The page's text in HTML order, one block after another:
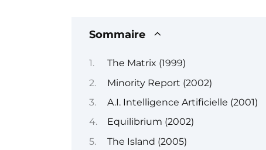
Sommaire
The Matrix (1999)
Minority Report (2002)
A.I. Intelligence Artificielle (2001)
Equilibrium (2002)
The Island (2005)